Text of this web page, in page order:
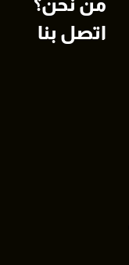
من نحن؟
اتصل بنا